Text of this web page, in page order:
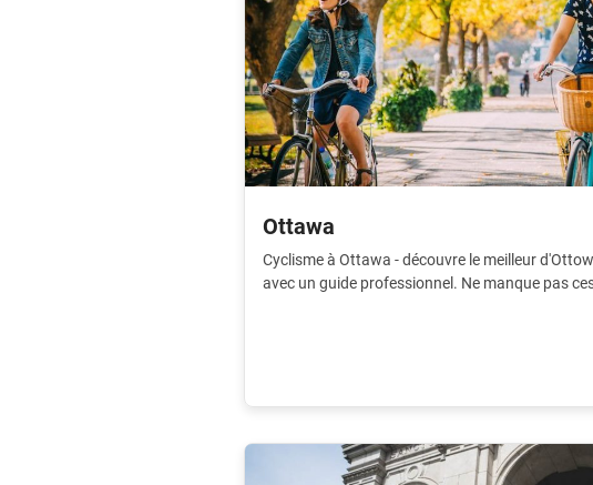
Ottawa
Cyclisme à Ottawa - découvre le meilleur
avec un guide professionnel. Ne manque pas